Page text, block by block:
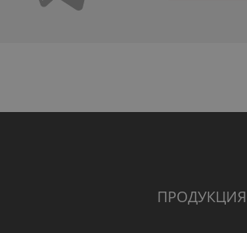
ПРОДУКЦИЯ